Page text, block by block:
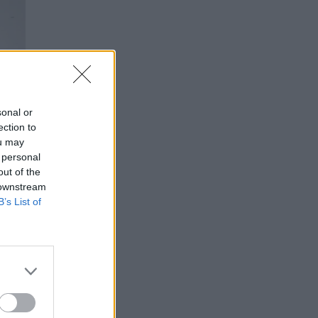
or
to
may
of the
List of